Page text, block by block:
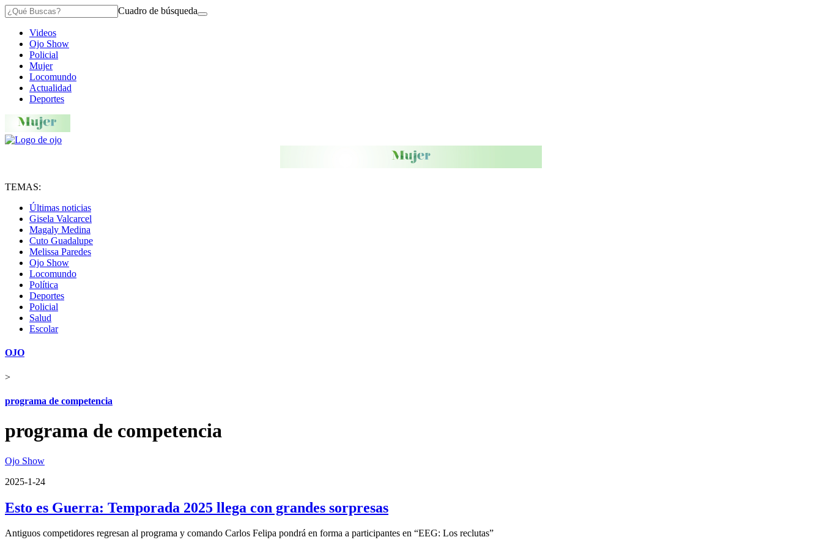
Cuadro de búsqueda
Videos
Ojo Show
Policial
Mujer
Locomundo
Actualidad
Deportes
TEMAS:
Últimas noticias
Gisela Valcarcel
Magaly Medina
Cuto Guadalupe
Melissa Paredes
Ojo Show
Locomundo
Política
Deportes
Policial
Salud
Escolar
OJO
>
programa de competencia
programa de competencia
Ojo Show
2025-1-24
Esto es Guerra: Temporada 2025 llega con grandes sorpresas
Antiguos competidores regresan al programa y comando Carlos Felipa pondrá en forma a participantes en “EEG: Los reclutas”